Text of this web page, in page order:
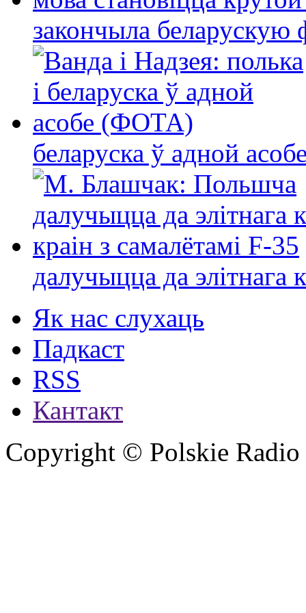
закончыла беларускую
беларуска ў адной
далучыцца да элітнага
Як нас слухаць
Падкаст
RSS
Кантакт
Copyright © Polskie